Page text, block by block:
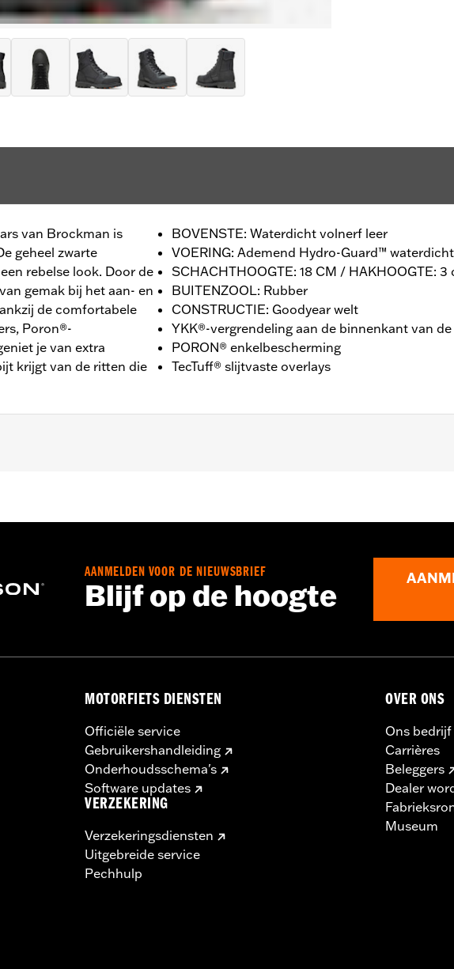
van Brockman is
geheel zwarte
rebelse look. Door de
gemak bij het aan- en
de comfortabele
Poron®-
je van extra
krijgt van de ritten die
BOVENSTE: Waterdicht volnerf leer
VOERING: Ademend Hydro-Guard™
SCHACHTHOOGTE: 18 CM / HAKHOOGTE: 3
BUITENZOOL: Rubber
CONSTRUCTIE: Goodyear welt
YKK®-vergrendeling aan de binnenkant van
PORON® enkelbescherming
TecTuff® slijtvaste overlays
AANMELDEN VOOR DE NIEUWSBRIEF
Blijf op de hoogte
MOTORFIETS DIENSTEN
Officiële service
Gebruikershandleiding
Onderhoudsschema's
Software updates
VERZEKERING
Verzekeringsdiensten
Uitgebreide service
Pechhulp
OVER ONS
Ons bedrijf
Carrières
Beleggers
Dealer
Museum